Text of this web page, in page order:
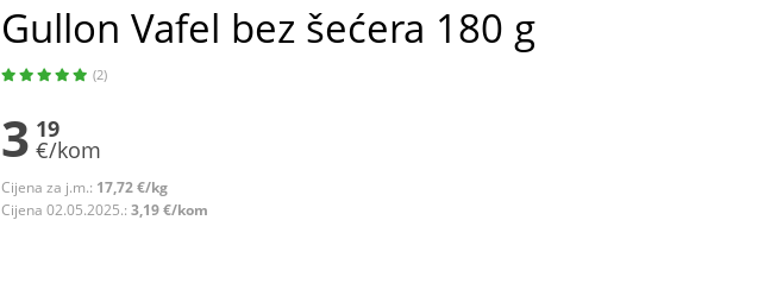
Gullon Vafel bez šećera 180 g
(2)
3 19
€/kom
Cijena za j.m.: 17,72 €/kg
Cijena 02.05.2025.: 3,19 €/kom